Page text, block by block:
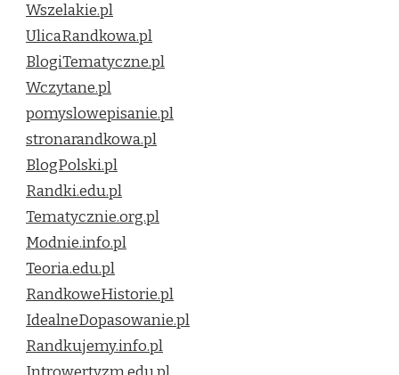
Wszelakie.pl
UlicaRandkowa.pl
BlogiTematyczne.pl
Wczytane.pl
pomyslowepisanie.pl
stronarandkowa.pl
BlogPolski.pl
Randki.edu.pl
Tematycznie.org.pl
Modnie.info.pl
Teoria.edu.pl
RandkoweHistorie.pl
IdealneDopasowanie.pl
Randkujemy.info.pl